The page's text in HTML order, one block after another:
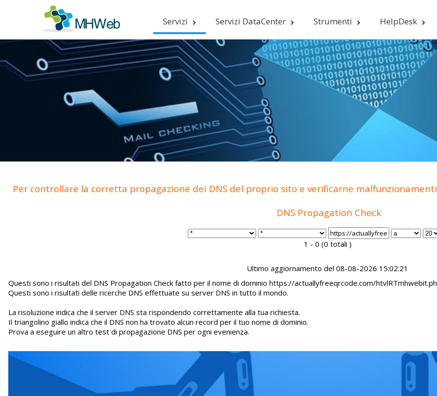
Servizi Servizi DataCenter Strumenti HelpDesk
Per controllare la corretta propagazione dei DNS del proprio sito e verificarne
DNS Propagation Check
1 - 0 (0 totali )
Ultimo aggiornamento del 08-08-2026 15:02:21
Questi sono i risultati del DNS Propagation Check fatto per il nome di dominio https://actuallyfreeqrcode.com/
Questi sono i risultati delle ricerche DNS effettuate su server DNS in tutto il mondo.
La risoluzione indica che il server DNS sta rispondendo correttamente alla tua richiesta.
Il triangolino giallo indica che il DNS non ha trovato alcun record per il tuo nome di dominio.
Prova a eseguire un altro test di propagazione DNS per ogni evenienza.